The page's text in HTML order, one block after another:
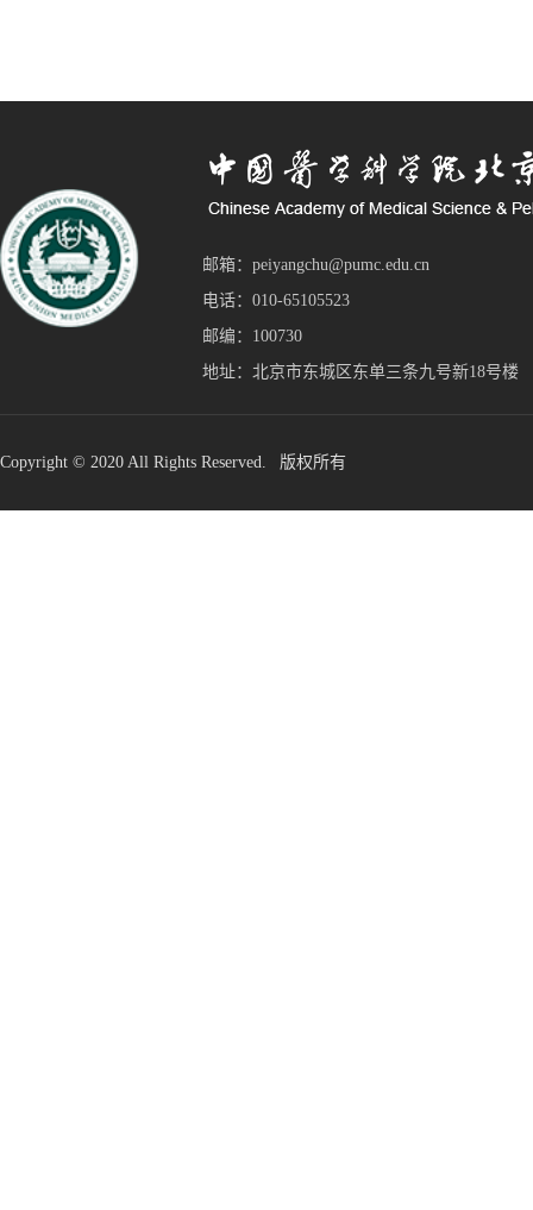
邮箱：peiyangchu@pumc.edu.cn
电话：010-65105523
邮编：100730
地址：北京市东城区东单三条九号新18号楼
Copyright © 2020 All Rights Reserved. 版权所有